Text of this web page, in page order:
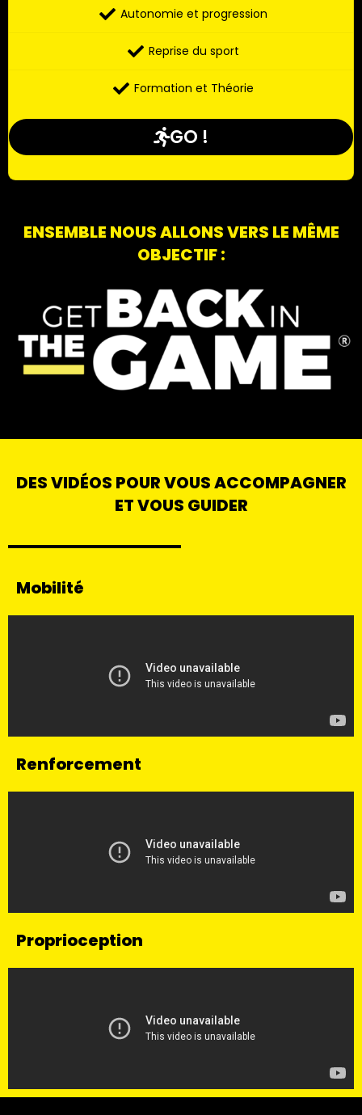
Autonomie et progression
Reprise du sport
Formation et Théorie
GO !
ENSEMBLE NOUS ALLONS VERS LE MÊME
OBJECTIF :
DES VIDÉOS POUR VOUS ACCOMPAGNER
ET VOUS GUIDER
Mobilité
Renforcement
Proprioception